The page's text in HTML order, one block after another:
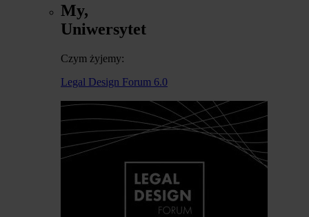
My,
Uniwersytet
Czym żyjemy:
Legal Design Forum 6.0